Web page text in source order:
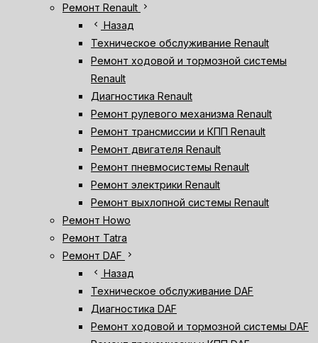
Ремонт Renault chevron_right
chevron_left Назад
Техническое обслуживание Renault
Ремонт ходовой и тормозной системы
Renault
Диагностика Renault
Ремонт рулевого механизма Renault
Ремонт трансмиссии и КПП Renault
Ремонт двигателя Renault
Ремонт пневмосистемы Renault
Ремонт электрики Renault
Ремонт выхлопной системы Renault
Ремонт Howo
Ремонт Tatra
Ремонт DAF
chevron_right
chevron_left Назад
Техническое обслуживание DAF
Диагностика DAF
Ремонт ходовой и тормозной системы DAF